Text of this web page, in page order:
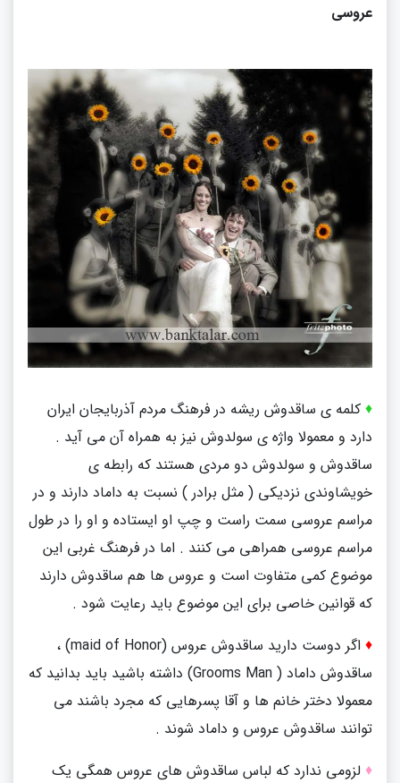
عروسی
♦ کلمه ی ساقدوش ریشه در فرهنگ مردم آذربایجان ایران
دارد و معمولا واژه ی سولدوش نیز به همراه آن می آید .
ساقدوش و سولدوش دو مردی هستند که رابطه ی
خویشاوندی نزدیکی ( مثل برادر ) نسبت به داماد دارند و در
مراسم عروسی سمت راست و چپ او ایستاده و او را در طول
مراسم عروسی همراهی می کنند . اما در فرهنگ غربی این
موضوع کمی متفاوت است و عروس ها هم ساقدوش دارند
که قوانین خاصی برای این موضوع باید رعایت شود .
♦ اگر دوست دارید ساقدوش عروس (maid of Honor) ،
ساقدوش داماد (Grooms Man ) داشته باشید باید بدانید که
معمولا دختر خانم ها و آقا پسرهایی که مجرد باشند می
توانند ساقدوش عروس و داماد شوند .
♦ لزومی ندارد که لباس ساقدوش های عروس همگی یک